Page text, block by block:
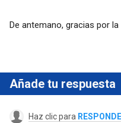
De antemano, gracias por
Añade tu respuesta
Haz clic para